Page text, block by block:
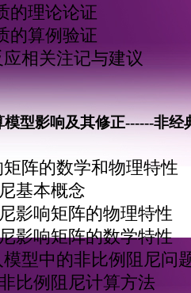
理论论证
算例验证
相关注记与建议
模型影响及其修正------非经
阵的数学和物理特性
基本概念
响矩阵的物理特性
响矩阵的数学特性
型中的非比例阻尼问
例阻尼计算方法